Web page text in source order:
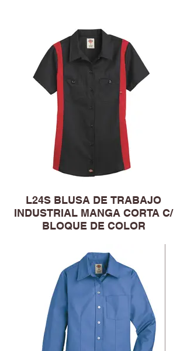
L24S BLUSA DE TRABAJO
INDUSTRIAL MANGA CORTA C/
BLOQUE DE COLOR